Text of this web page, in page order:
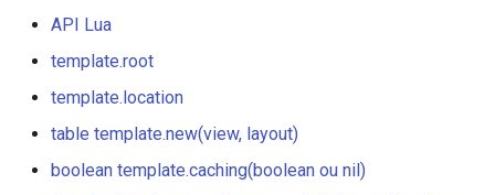
graphite
headers-more
hmac-secure-link
html-sanitize
string
template.process_file(view,
context, cache_key)
template.render(view,
context, cache_key, plain)
API Lua
template.root
template.location
table template.new(view, layout)
boolean template.caching(boolean ou nil)